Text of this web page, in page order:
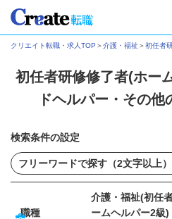
クリエイト転職・求人TOP ＞介護・福祉＞初任者
初任者研修修了者(ホー
ドヘルパー・その
検索条件の設定
職種
介護・福祉(初任
ームヘルパー2級